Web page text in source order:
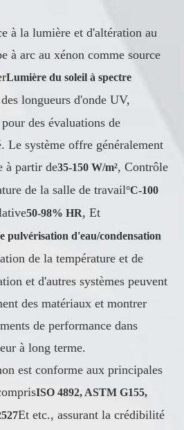
à la lumière et d'altération au
à arc au xénon comme source
Lumière du soleil à spectre
longueurs d'onde UV,
des évaluations de
Le système offre généralement
à partir de35-150 W/m², Contrôle
de la salle de travail°C-100
50-98% HR, Et
pulvérisation d'eau/condensation
de la température et de
et d'autres systèmes peuvent
des matériaux et montrer
de performance dans
à long terme.
est conforme aux principales
ISO 4892, ASTM G155,
Et etc., assurant la crédibilité